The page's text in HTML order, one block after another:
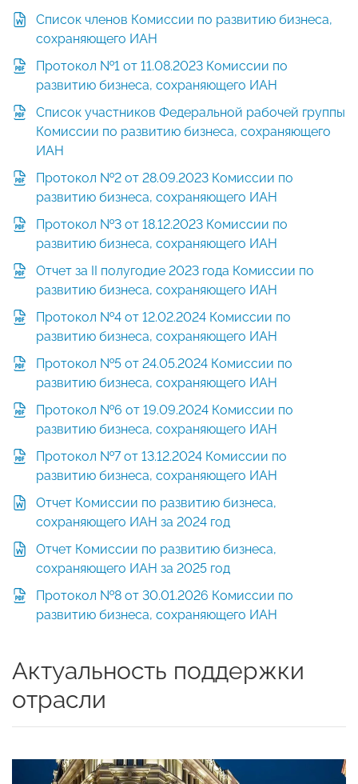
Список членов Комиссии по развитию бизнеса,
сохраняющего ИАН
Протокол №1 от 11.08.2023 Комиссии по
развитию бизнеса, сохраняющего ИАН
Список участников Федеральной рабочей группы
Комиссии по развитию бизнеса, сохраняющего
ИАН
Протокол №2 от 28.09.2023 Комиссии по
развитию бизнеса, сохраняющего ИАН
Протокол №3 от 18.12.2023 Комиссии по
развитию бизнеса, сохраняющего ИАН
Отчет за II полугодие 2023 года Комиссии по
развитию бизнеса, сохраняющего ИАН
Протокол №4 от 12.02.2024 Комиссии по
развитию бизнеса, сохраняющего ИАН
Протокол №5 от 24.05.2024 Комиссии по
развитию бизнеса, сохраняющего ИАН
Протокол №6 от 19.09.2024 Комиссии по
развитию бизнеса, сохраняющего ИАН
Протокол №7 от 13.12.2024 Комиссии по
развитию бизнеса, сохраняющего ИАН
Отчет Комиссии по развитию бизнеса,
сохраняющего ИАН за 2024 год
Отчет Комиссии по развитию бизнеса,
сохраняющего ИАН за 2025 год
Протокол №8 от 30.01.2026 Комиссии по
развитию бизнеса, сохраняющего ИАН
Актуальность поддержки
отрасли